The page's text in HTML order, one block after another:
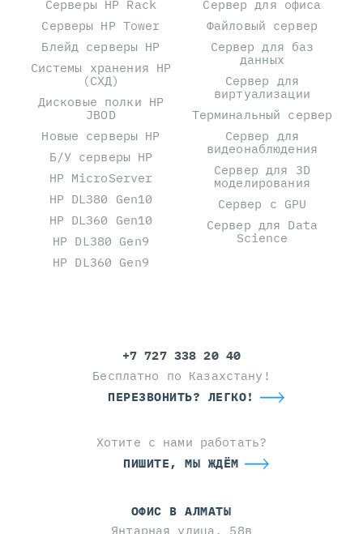
Серверы HP Rack
Серверы HP Tower
Блейд серверы HP
Системы хранения HP
(СХД)
Дисковые полки HP
JBOD
Новые серверы HP
Б/У серверы HP
HP MicroServer
HP DL380 Gen10
HP DL360 Gen10
HP DL380 Gen9
HP DL360 Gen9
Сервер для офиса
Файловый сервер
Сервер для баз
данных
Сервер для
виртуализации
Терминальный сервер
Сервер для
видеонаблюдения
Сервер для 3D
моделирования
Сервер с GPU
Сервер для Data
Science
+7 727 338 20 40
Бесплатно по Казахстану!
ПЕРЕЗВОНИТЬ? ЛЕГКО!
Хотите с нами работать?
ПИШИТЕ, МЫ ЖДЁМ
ОФИС В АЛМАТЫ
Янтарная улица, 58в